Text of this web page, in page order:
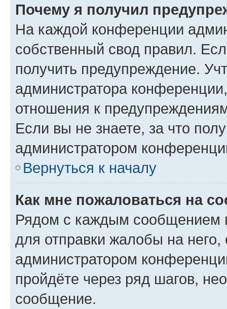
Почему я получил
На каждой конференции
собственный свод правил.
получить предупреждение.
администратора
отношения к
Если вы не знаете, за что
администратором
Вернуться к началу
Как мне пожаловаться на
Рядом с каждым сообщением
для отправки жалобы на
администратором
пройдёте через ряд шагов,
сообщение.